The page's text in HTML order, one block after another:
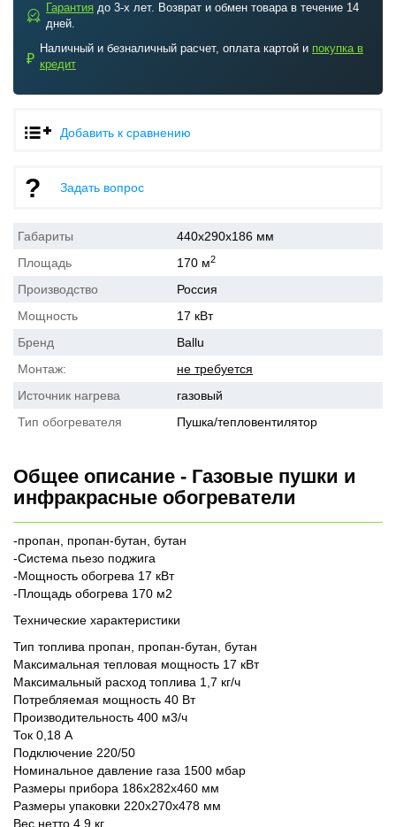
b
Гарантия до 3-х лет. Возврат и обмен товара в течение 14
дней.
₽
Наличный и безналичный расчет, оплата картой и покупка в
кредит
Добавить к сравнению
Задать вопрос
Габариты
440x290x186 мм
Площадь
170 м2
Производство
Россия
Мощность
17 кВт
Бренд
Ballu
Монтаж:
не требуется
Источник нагрева
газовый
Тип обогревателя
Пушка/тепловентилятор
Общее описание - Газовые пушки и
инфракрасные обогреватели
-пропан, пропан-бутан, бутан
-Система пьезо поджига
-Мощность обогрева 17 кВт
-Площадь обогрева 170 м2
Технические характеристики
Тип топлива пропан, пропан-бутан, бутан
Максимальная тепловая мощность 17 кВт
Максимальный расход топлива 1,7 кг/ч
Потребляемая мощность 40 Вт
Производительность 400 м3/ч
Ток 0,18 А
Подключение 220/50
Номинальное давление газа 1500 мбар
Размеры прибора 186x282x460 мм
Размеры упаковки 220х270х478 мм
Вес нетто 4,9 кг